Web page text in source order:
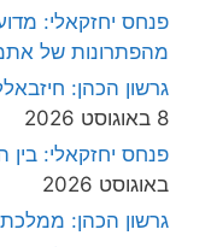
פנחס יחזקאלי:
מהפתרונות של
גרשון הכהן:
8 באוגוסט 2026
פנחס יחזקאלי:
באוגוסט 2026
גרשון הכהן: